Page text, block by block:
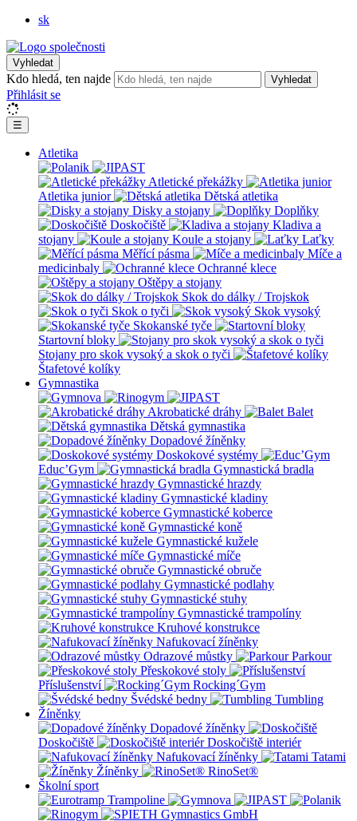
sk
Vyhledat
Kdo hledá, ten najde Vyhledat
Přihlásit se
☰
Atletika
Atletické překážky
Atletika junior
Dětská atletika
Disky a stojany
Doplňky
Doskočiště
Kladiva a
stojany
Koule a stojany
Laťky
Měřící pásma
Míče a
medicinbaly
Ochranné klece
Oštěpy a stojany
Skok do dálky / Trojskok
Skok o tyči
Skok vysoký
Skokanské tyče
Startovní bloky
Stojany pro skok vysoký a skok o tyči
Štafetové kolíky
Gymnastika
Akrobatické dráhy
Balet
Dětská gymnastika
Dopadové žíněnky
Doskokové systémy
Educ’Gym
Gymnastická bradla
Gymnastické hrazdy
Gymnastické kladiny
Gymnastické koberce
Gymnastické koně
Gymnastické kužele
Gymnastické míče
Gymnastické obruče
Gymnastické podlahy
Gymnastické stuhy
Gymnastické trampolíny
Kruhové konstrukce
Nafukovací žíněnky
Odrazové můstky
Parkour
Přeskokové stoly
Příslušenství
Rocking´Gym
Švédské bedny
Tumbling
Žíněnky
Dopadové žíněnky
Doskočiště
Doskočiště interiér
Nafukovací žíněnky
Tatami
Žíněnky
RinoSet®
Školní sport